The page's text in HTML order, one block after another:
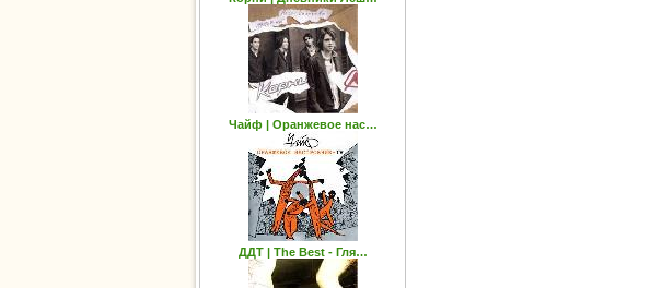
Чайф | Оранжевое нас…
ДДТ | The Best - Гля…